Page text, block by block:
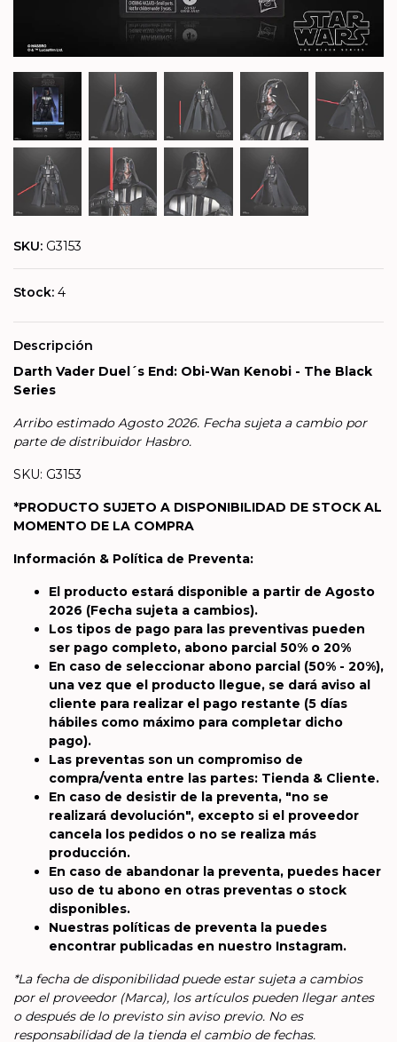
SKU: G3153
Stock: 4
Descripción
Darth Vader Duel´s End: Obi-Wan Kenobi - The Black
Series
Arribo estimado Agosto 2026. Fecha sujeta a cambio por
parte de distribuidor Hasbro.
SKU: G3153
*PRODUCTO SUJETO A DISPONIBILIDAD DE STOCK AL
MOMENTO DE LA COMPRA
Información & Política de Preventa:
El producto estará disponible a partir de Agosto
2026 (Fecha sujeta a cambios).
Los tipos de pago para las preventivas pueden
ser pago completo, abono parcial 50% o 20%
En caso de seleccionar abono parcial (50% - 20%),
una vez que el producto llegue, se dará aviso al
cliente para realizar el pago restante (5 días
hábiles como máximo para completar dicho
pago).
Las preventas son un compromiso de
compra/venta entre las partes: Tienda & Cliente.
En caso de desistir de la preventa, "no se
realizará devolución", excepto si el proveedor
cancela los pedidos o no se realiza más
producción.
En caso de abandonar la preventa, puedes hacer
uso de tu abono en otras preventas o stock
disponibles.
Nuestras políticas de preventa la puedes
encontrar publicadas en nuestro Instagram.
*La fecha de disponibilidad puede estar sujeta a cambios
por el proveedor (Marca), los artículos pueden llegar antes
o después de lo previsto sin aviso previo. No es
responsabilidad de la tienda el cambio de fechas.